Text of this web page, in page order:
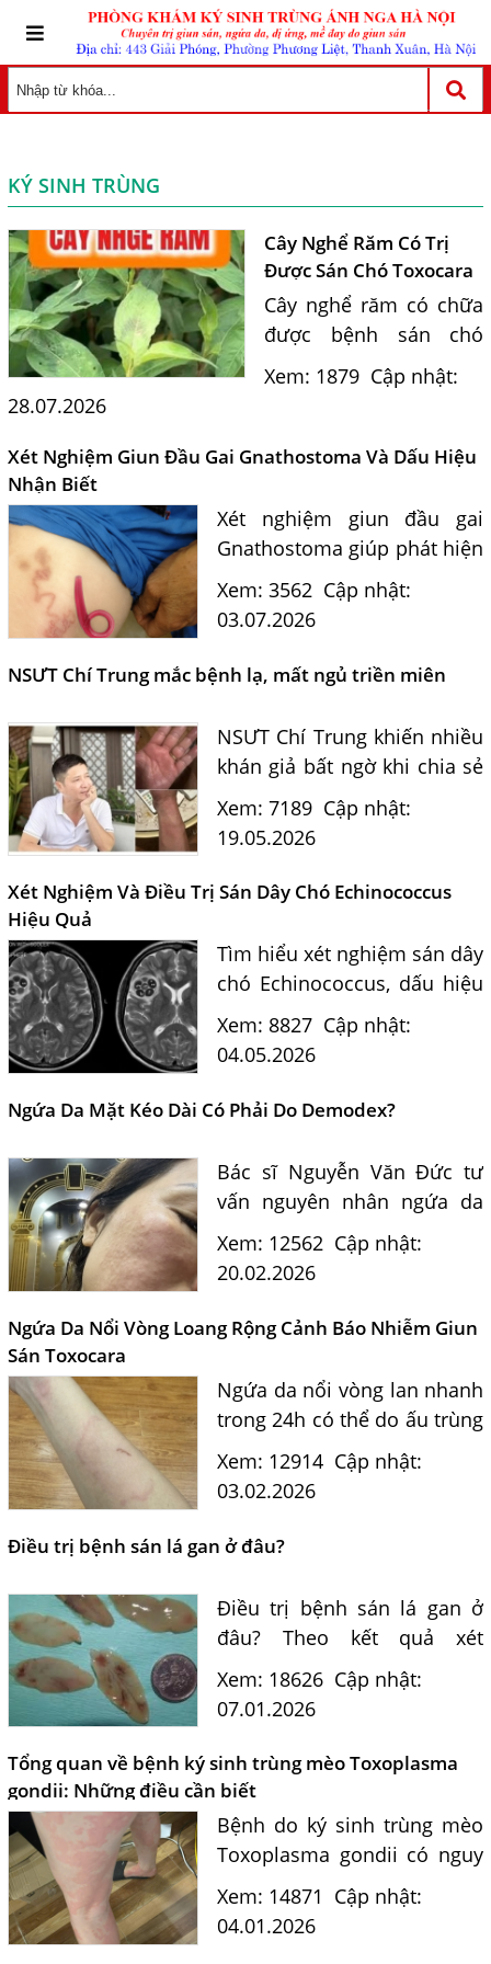
KÝ SINH TRÙNG
Cây Nghể Răm Có Trị
Được Sán Chó Toxocara
Không?
Cây nghể răm có chữa
được bệnh sán chó
Toxocara không? Tiến
sĩ Bác sĩ Nguyễn Hằng
bằng chứng khoa học
của...
Xem: 1879 Cập nhật:
28.07.2026
Xét Nghiệm Giun Đầu Gai Gnathostoma Và Dấu Hiệu
Nhận Biết
Xét nghiệm giun đầu gai
Gnathostoma giúp phát hiện
sớm bệnh ký sinh trùng
nguy hiểm. Tìm hiểu triệu
nhiễm, vùng nguy cơ cao và
Xem: 3562 Cập nhật:
03.07.2026
NSƯT Chí Trung mắc bệnh lạ, mất ngủ triền miên
NSƯT Chí Trung khiến nhiều
khán giả bất ngờ khi chia sẻ
về quãng thời gian hơn nửa
năm sống chung với căn
Toxocara"
Xem: 7189 Cập nhật:
19.05.2026
Xét Nghiệm Và Điều Trị Sán Dây Chó Echinococcus
Hiệu Quả
Tìm hiểu xét nghiệm sán dây
chó Echinococcus, dấu hiệu
nhận biết và phương pháp
điều trị hiệu quả, an toàn
sinh trùng.
Xem: 8827 Cập nhật:
04.05.2026
Ngứa Da Mặt Kéo Dài Có Phải Do Demodex?
Bác sĩ Nguyễn Văn Đức tư
vấn nguyên nhân ngứa da
mặt kéo dài nghi do
Demodex, con đường lây
hướng điều trị hiệu quả tại
Xem: 12562 Cập nhật:
20.02.2026
Ngứa Da Nổi Vòng Loang Rộng Cảnh Báo Nhiễm Giun
Sán Toxocara
Ngứa da nổi vòng lan nhanh
trong 24h có thể do ấu trùng
giun sán Toxocara. Bác sĩ tư
vấn xét nghiệm Elisa và điều
Xem: 12914 Cập nhật:
03.02.2026
Điều trị bệnh sán lá gan ở đâu?
Điều trị bệnh sán lá gan ở
đâu? Theo kết quả xét
nghiệm và những gì bạn kể
chúng tôi thấy bạn đã bị
Nguyên nhân của nhiễm...
Xem: 18626 Cập nhật:
07.01.2026
Tổng quan về bệnh ký sinh trùng mèo Toxoplasma
gondii: Những điều cần biết
Bệnh do ký sinh trùng mèo
Toxoplasma gondii có nguy
hiểm không? Tìm hiểu
đường lây, phòng bệnh, xét
Xem: 14871 Cập nhật:
04.01.2026
Một Số Điều Cần Biết Về Ký Sinh Trùng Demodex Trên Da
Người
Nguyên Nhân Và Tác Hại Của Bệnh Giun Chỉ Bạch Huyết
Chẩn Đoán Và Điều Trị Bệnh Echinococcus